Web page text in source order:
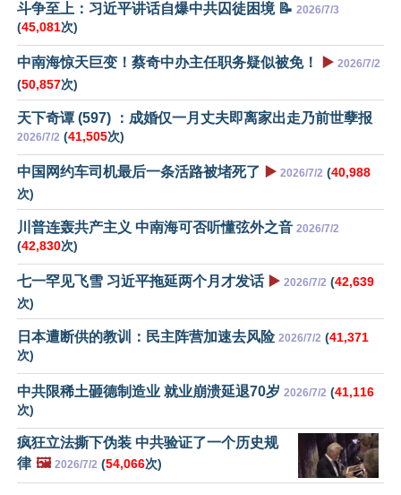
斗争至上：习近平讲话自爆中共囚徒困境 📝 2026/7/3
(45,081次)
中南海惊天巨变！蔡奇中办主任职务疑似被免！ ▶️ 2026/7/2
(50,857次)
天下奇谭 (597) ：成婚仅一月丈夫即离家出走乃前世孽报
2026/7/2 (41,505次)
中国网约车司机最后一条活路被堵死了 ▶️ 2026/7/2 (40,988
次)
川普连轰共产主义 中南海可否听懂弦外之音 2026/7/2
(42,830次)
七一罕见飞雪 习近平拖延两个月才发话 ▶️ 2026/7/2 (42,639
次)
日本遭断供的教训：民主阵营加速去风险 2026/7/2 (41,371
次)
中共限稀土砸德制造业 就业崩溃延退70岁 2026/7/2 (41,116
次)
疯狂立法撕下伪装 中共验证了一个历史规
律 🖼️ 2026/7/2 (54,066次)